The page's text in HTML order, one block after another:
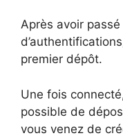
Après avoir
premier dépôt.
Une fois
possible de
vous venez de